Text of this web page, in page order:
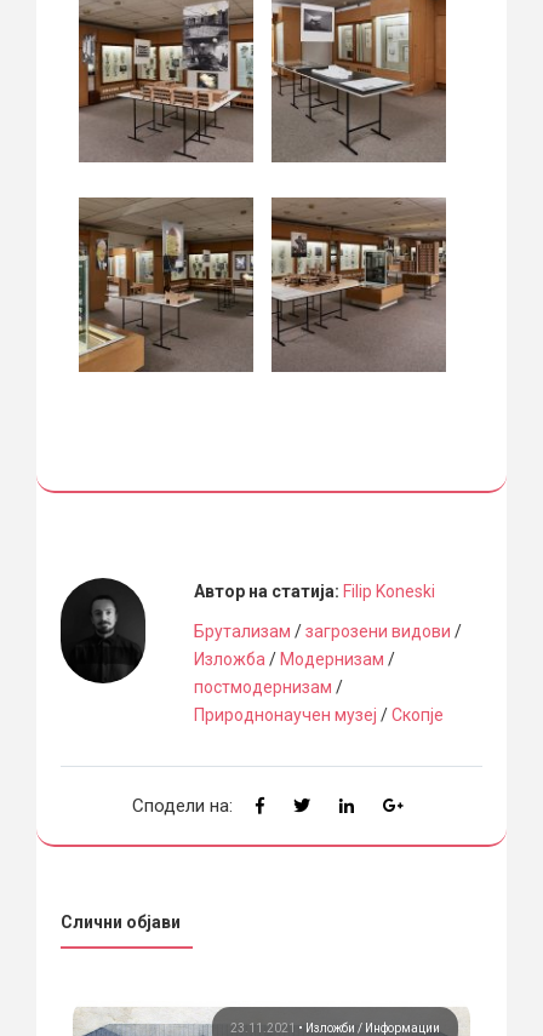
Автор на статија: Filip Koneski
Брутализам /загрозени видови /
Изложба / Модернизам /
постмодернизам /
Природнонаучен музеј /Скопје
Сподели на:
Слични објави
23.11.2021 • Изложби Информации